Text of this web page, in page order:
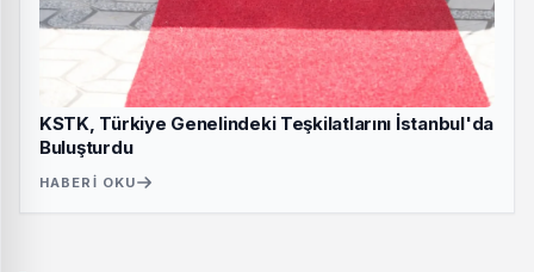
KSTK, Türkiye Genelindeki Teşkilatlarını İstanbul'da
Buluşturdu
HABERI OKU